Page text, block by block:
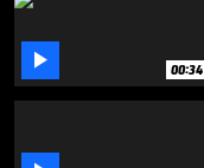
24
 00:34